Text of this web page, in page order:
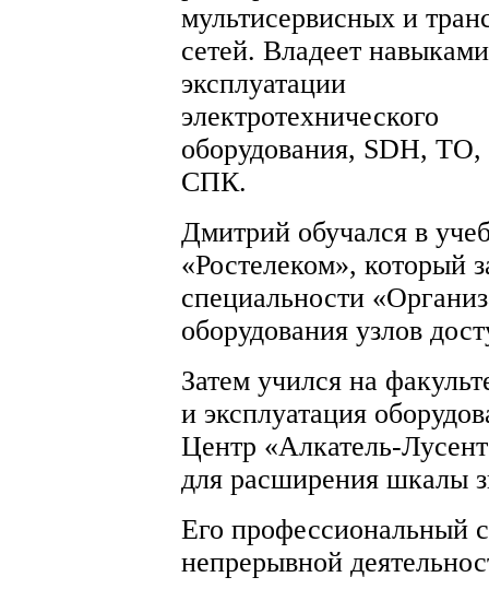
мультисервисных и
сетей. Владеет навыками
эксплуатации
электротехнического
оборудования, SDH,
СПК.
Дмитрий обучался в
«Ростелеком», который
специальности
оборудования узлов
Затем учился на
и эксплуатация
Центр «Алкатель-
для расширения шкалы
Его профессиональный
непрерывной